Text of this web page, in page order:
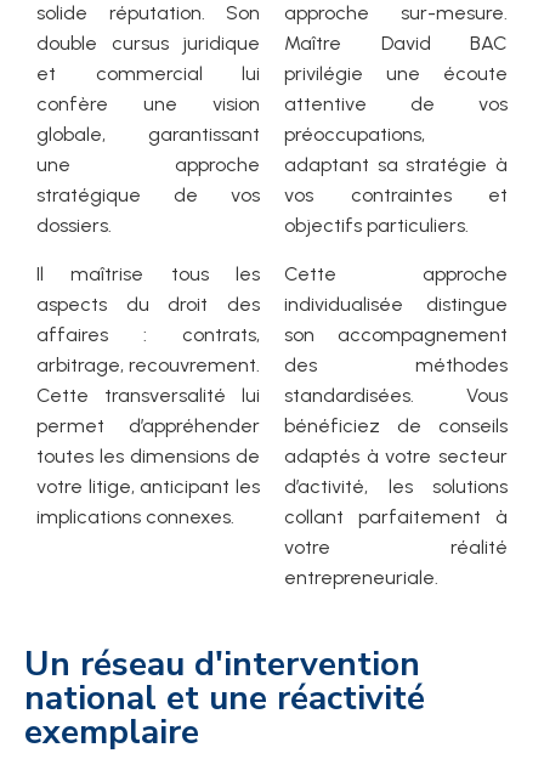
solide réputation. Son
double cursus juridique
et commercial lui
confère une vision
globale, garantissant
une approche
stratégique de vos
dossiers.
Il maîtrise tous les
aspects du droit des
affaires : contrats,
arbitrage, recouvrement.
Cette transversalité lui
permet d’appréhender
toutes les dimensions de
votre litige, anticipant les
implications connexes.
approche sur-mesure.
Maître David BAC
privilégie une écoute
attentive de vos
préoccupations,
adaptant sa stratégie à
vos contraintes et
objectifs particuliers.
Cette approche
individualisée distingue
son accompagnement
des méthodes
standardisées. Vous
bénéficiez de conseils
adaptés à votre secteur
d’activité, les solutions
collant parfaitement à
votre réalité
entrepreneuriale.
Un réseau d'intervention
national et une réactivité
exemplaire